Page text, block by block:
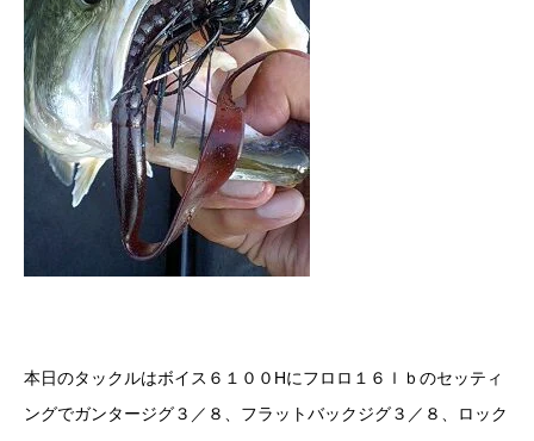
本日のタックルはボイス６１００Hにフロロ１６ｌｂのセッティ
ングでガンタージグ３／８、フラットバックジグ３／８、ロック